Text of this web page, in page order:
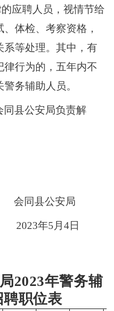
应聘人员，视情节给
体检、考察资格，
系等处理。其中，有
律行为的，五年内不
务辅助人员。
县公安局负责解
会同县公安局
2023年5 月 4日
2023年警务辅
职位表